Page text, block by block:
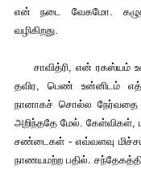
என் நடை வேகமோ.
வழிகிறது.
சாவித்ரி, என் ரகஸ்யம்
தவிர, பெண் உன்னிடம்
நானாகச் சொல்ல நேர்வதை
அறிந்ததே மேல். கேள்விகள்,
சண்டைகள் - எவ்வளவு
நாணயமற்ற பதில்.